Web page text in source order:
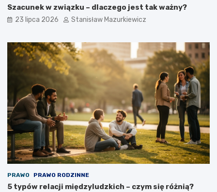
Szacunek w związku – dlaczego jest tak ważny?
23 lipca 2026 Stanisław Mazurkiewicz
PRAWO PRAWO RODZINNE
5 typów relacji międzyludzkich – czym się różnią?